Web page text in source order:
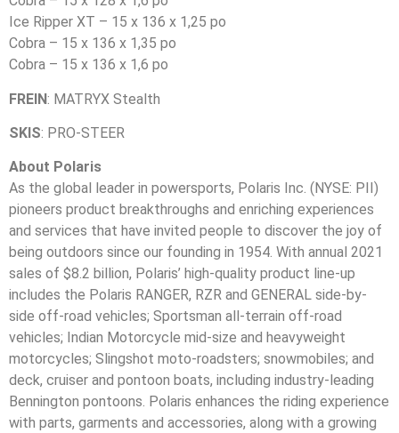
Ice Ripper XT – 15 x 136 x 1,25 po
Cobra – 15 x 136 x 1,35 po
Cobra – 15 x 136 x 1,6 po
FREIN: MATRYX Stealth
SKIS: PRO-STEER
About Polaris
As the global leader in powersports, Polaris Inc. (NYSE: PII)
pioneers product breakthroughs and enriching experiences
and services that have invited people to discover the joy of
being outdoors since our founding in 1954. With annual 2021
sales of $8.2 billion, Polaris’ high-quality product line-up
includes the Polaris RANGER, RZR and GENERAL side-by-
side off-road vehicles; Sportsman all-terrain off-road
vehicles; Indian Motorcycle mid-size and heavyweight
motorcycles; Slingshot moto-roadsters; snowmobiles; and
deck, cruiser and pontoon boats, including industry-leading
Bennington pontoons. Polaris enhances the riding experience
with parts, garments and accessories, along with a growing